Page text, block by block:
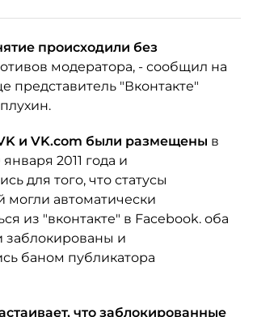
происходили без
модератора, - сообщил на
представитель "Вконтакте"
и VK.com были размещены в
2011 года и
для того, что статусы
могли автоматически
из "вконтакте" в Facebook. оба
и
баном публикатора
что заблокированные